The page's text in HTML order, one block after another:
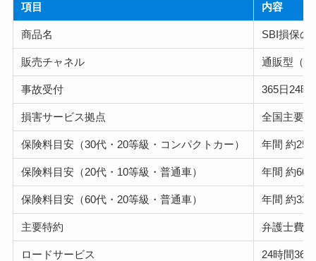
項目 内容
商品名 SBI損保の
販売チャネル 通販型（
事故受付 365日24時
損害サービス拠点 全国主要
保険料目安（30代・20等級・コンパクトカー） 年間 約
保険料目安（20代・10等級・普通車） 年間 約
保険料目安（60代・20等級・普通車） 年間 約
主要特約 弁護士費
ロードサービス 24時間365